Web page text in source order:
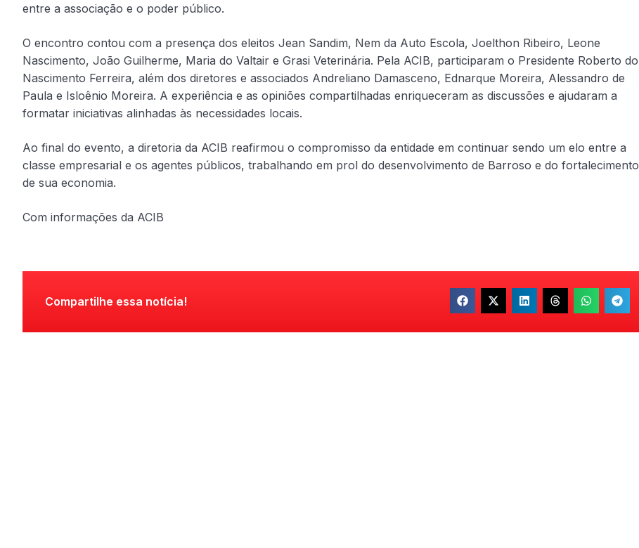
entre a associação e o poder público.
O encontro contou com a presença dos eleitos Jean Sandim, Nem da Auto Escola, Joelthon Ribeiro, Leone
Nascimento, João Guilherme, Maria do Valtair e Grasi Veterinária. Pela ACIB, participaram o Presidente Roberto do
Nascimento Ferreira, além dos diretores e associados Andreliano Damasceno, Ednarque Moreira, Alessandro de
Paula e Isloênio Moreira. A experiência e as opiniões compartilhadas enriqueceram as discussões e ajudaram a
formatar iniciativas alinhadas às necessidades locais.
Ao final do evento, a diretoria da ACIB reafirmou o compromisso da entidade em continuar sendo um elo entre a
classe empresarial e os agentes públicos, trabalhando em prol do desenvolvimento de Barroso e do fortalecimento
de sua economia.
Com informações da ACIB
Compartilhe essa notícia!